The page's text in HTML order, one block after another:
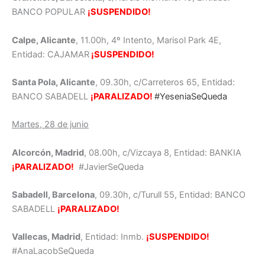
BANCO POPULAR ¡SUSPENDIDO!
Calpe, Alicante, 11.00h, 4º Intento, Marisol Park 4E,
Entidad: CAJAMAR ¡SUSPENDIDO!
Santa Pola, Alicante, 09.30h, c/Carreteros 65, Entidad:
BANCO SABADELL ¡PARALIZADO! #YeseniaSeQueda
Martes, 28 de junio
Alcorcón, Madrid, 08.00h, c/Vizcaya 8, Entidad: BANKIA
¡PARALIZADO! #JavierSeQueda
Sabadell, Barcelona, 09.30h, c/Turull 55, Entidad: BANCO
SABADELL ¡PARALIZADO!
Vallecas, Madrid, Entidad: Inmb. ¡SUSPENDIDO!
#AnaLacobSeQueda